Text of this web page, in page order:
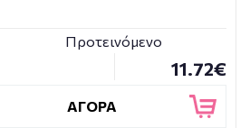
Προτεινόμενο
11.72€
ΑΓΟΡΑ